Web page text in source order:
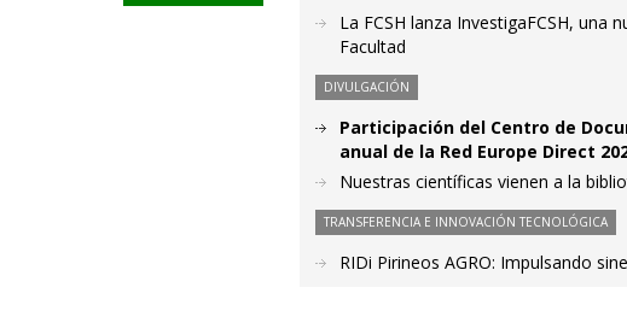
La FCSH lanza InvestigaFCSH,
Facultad
DIVULGACIÓN
Participación del Centro de
anual de la Red Europe Direct
Nuestras científicas vienen a la
TRANSFERENCIA E INNOVACIÓN TECNOLÓGICA
RIDi Pirineos AGRO: Impulsando